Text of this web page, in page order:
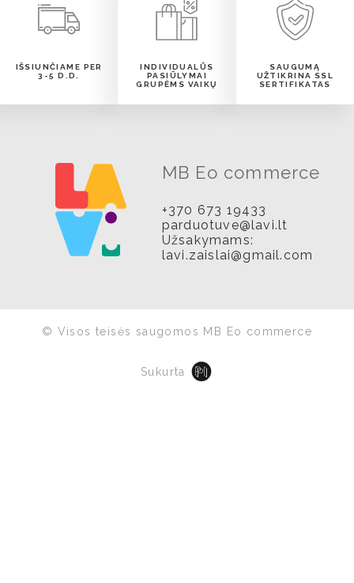
IŠSIUNČIAME PER
3-5 D.D.
INDIVIDUALŪS
PASIŪLYMAI
GRUPĖMS VAIKŲ
SAUGUMĄ
UŽTIKRINA SSL
SERTIFIKATAS
MB Eo commerce
+370 673 19433
parduotuve@lavi.lt
Užsakymams:
lavi.zaislai@gmail.com
© Visos teisės saugomos MB Eo commerce
Sukurta